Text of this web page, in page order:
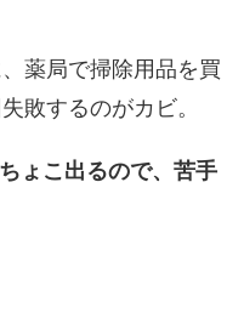
薬局で掃除用品を買
敗するのがカビ。
ょこ出るので、苦手